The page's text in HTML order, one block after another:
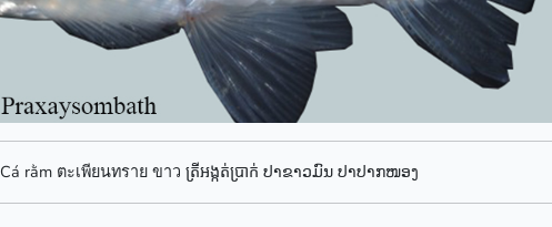
Cá rằm ตะเพียนทราย ขาว ត្រីអង្កត់ប្រាក់ ປາຂາວມົນ ປາປາກໜອງ